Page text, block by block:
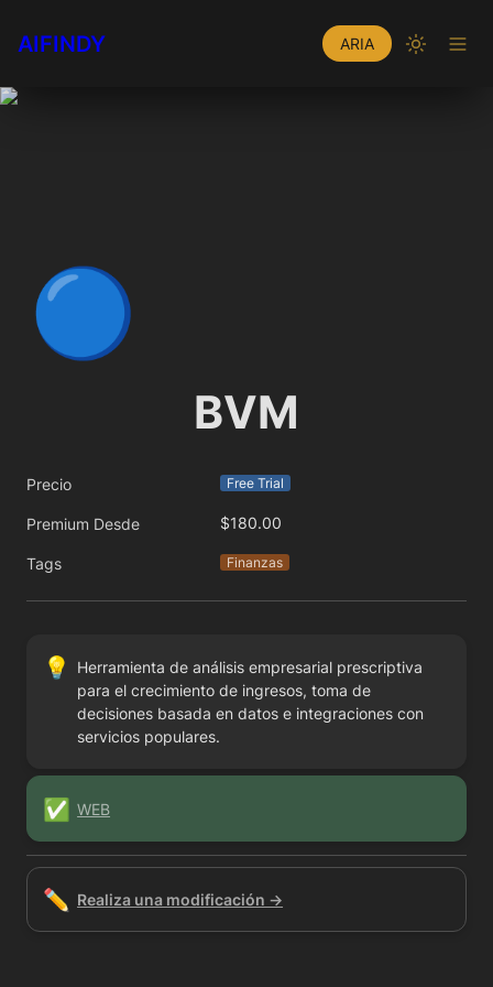
AIFINDY ARIA
🔵
BVM
Precio Free Trial
Premium Desde $180.00
Tags Finanzas
💡
Herramienta de análisis empresarial prescriptiva
para el crecimiento de ingresos, toma de
decisiones basada en datos e integraciones con
servicios populares.
✅ WEB
✏️ Realiza una modificación →